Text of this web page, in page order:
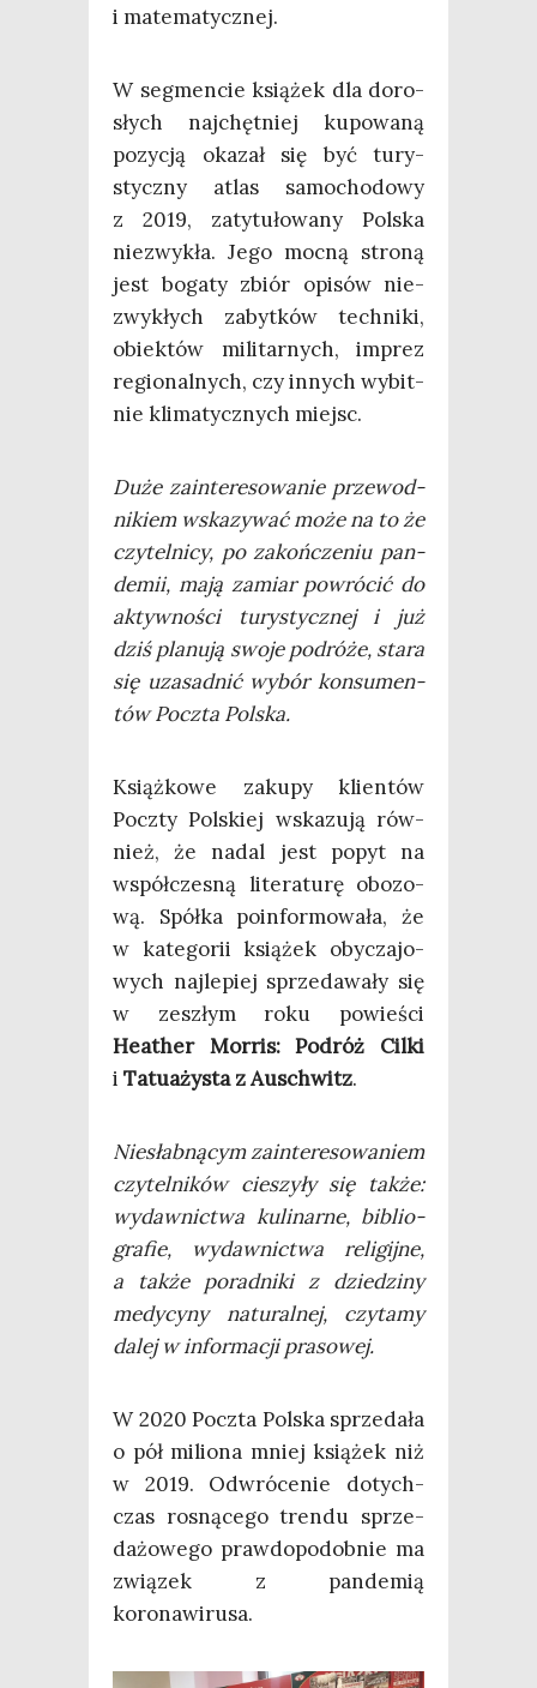
i matematycznej.
W seg­men­cie ksią­żek dla doro­
słych naj­chęt­niej kupo­wa­ną
pozy­cją oka­zał się być tury­
stycz­ny atlas samo­cho­do­wy
z 2019, zaty­tu­ło­wa­ny Pol­ska
nie­zwy­kła. Jego moc­ną stro­ną
jest boga­ty zbiór opi­sów nie­
zwy­kłych zabyt­ków tech­ni­ki,
obiek­tów mili­tar­nych, imprez
regio­nal­nych, czy innych wybit­
nie kli­ma­tycz­nych miejsc.
Duże zain­te­re­so­wa­nie prze­wod­
ni­kiem wska­zy­wać może na to że
czy­tel­ni­cy, po zakoń­cze­niu pan­
de­mii, mają zamiar powró­cić do
aktyw­no­ści tury­stycz­nej i już
dziś pla­nu­ją swo­je podró­że, sta­ra
się uza­sad­nić wybór kon­su­men­
tów Pocz­ta Polska.
Książ­ko­we zaku­py klien­tów
Pocz­ty Pol­skiej wska­zu­ją rów­
nież, że nadal jest popyt na
współ­cze­sną lite­ra­tu­rę obo­zo­
wą. Spół­ka poin­for­mo­wa­ła, że
w kate­go­rii ksią­żek oby­cza­jo­
wych naj­le­piej sprze­da­wa­ły się
w zeszłym roku powie­ści
Heather Mor­ris: Podróż Cil­ki
i Tatu­aży­sta z Auschwitz.
Nie­słab­ną­cym zain­te­re­so­wa­niem
czy­tel­ni­ków cie­szy­ły się tak­że:
wydaw­nic­twa kuli­nar­ne, biblio­
gra­fie, wydaw­nic­twa reli­gij­ne,
a tak­że porad­ni­ki z dzie­dzi­ny
medy­cy­ny natu­ral­nej, czy­ta­my
dalej w infor­ma­cji prasowej.
W 2020 Pocz­ta Pol­ska sprze­da­ła
o pół milio­na mniej ksią­żek niż
w 2019. Odwró­ce­nie dotych­
czas rosną­ce­go tren­du sprze­
da­żo­we­go praw­do­po­dob­nie ma
zwią­zek z pan­de­mią
koronawirusa.